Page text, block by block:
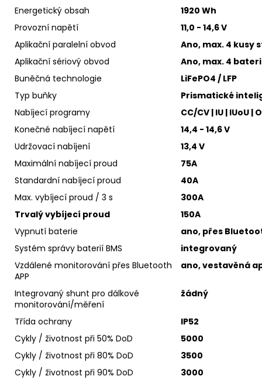
Energetický obsah
1920 Wh
Provozní napětí
11,0 - 14,6 V
Aplikační paralelní obvod
Ano, max. 4 kusy
Aplikační sériový obvod
Ano, max. 4
Buněčná technologie
LiFePO4 / LFP
Typ buňky
Prismatické
Nabíjecí programy
CC/CV | IU | IUoU
Konečné nabíjecí napětí
14,4 - 14,6 V
Udržovací nabíjení
13,4 V
Maximální nabíjecí proud
75A
Standardní nabíjecí proud
40A
Max. vybíjecí proud / 3 s
300A
Trvalý vybíjecí proud
150A
Vypnutí baterie
ano, přes
Systém správy baterií BMS
integrovaný
Vzdálené monitorování přes Bluetooth
APP
ano, vestavěná
Integrovaný shunt pro dálkové
monitorování/měření
žádný
Třída ochrany
IP52
Cykly / životnost při 50% DoD
5000
Cykly / životnost při 80% DoD
3500
Cykly / životnost při 90% DoD
3000